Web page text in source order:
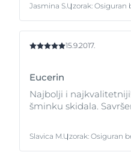
Jasmina S. Uzorak: Osiguran
15.9.2017.
Eucerin
Najbolji i
šminku skidala.
Slavica M. Uzorak: Osiguran